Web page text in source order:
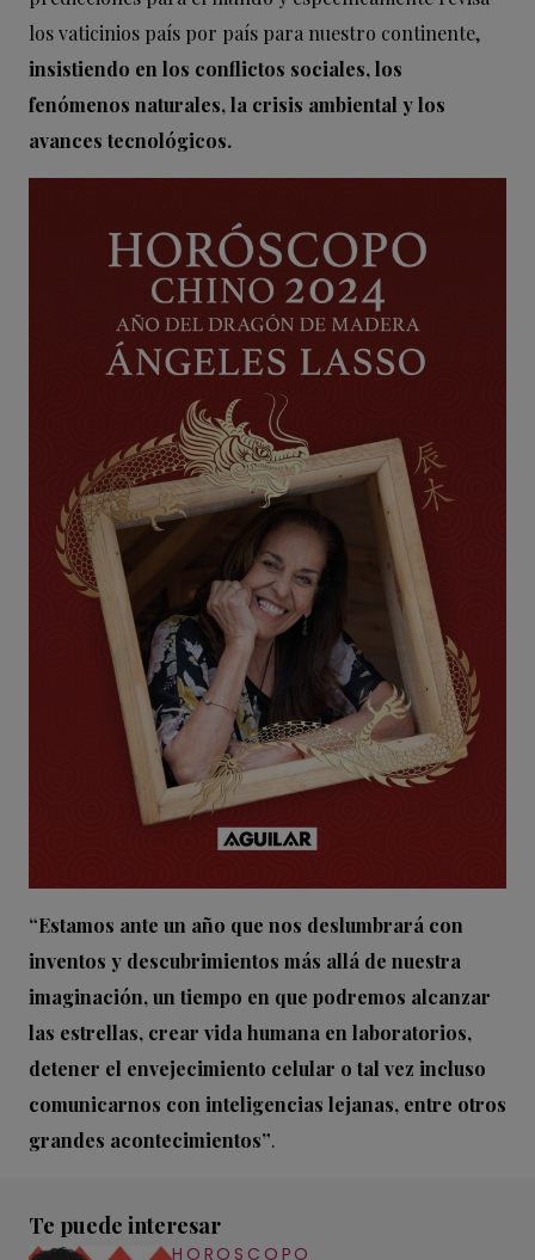
los vaticinios país por país para nuestro continente,
insistiendo en los conflictos sociales, los
fenómenos naturales, la crisis ambiental y los
avances tecnológicos.
“Estamos ante un año que nos deslumbrará con
inventos y descubrimientos más allá de nuestra
imaginación, un tiempo en que podremos alcanzar
las estrellas, crear vida humana en laboratorios,
detener el envejecimiento celular o tal vez incluso
comunicarnos con inteligencias lejanas, entre otros
grandes acontecimientos”.
Te puede interesar
HOROSCOPO